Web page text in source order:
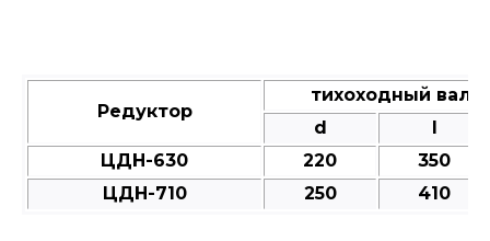
Редуктор
тихоходный вал
d
l
ЦДН-630
220
350
ЦДН-710
250 410